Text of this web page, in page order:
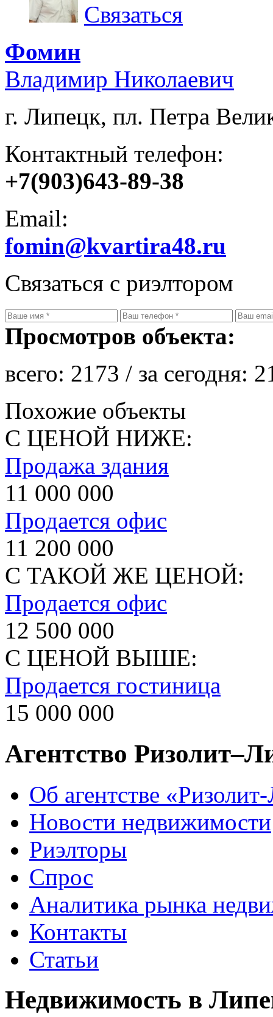
Связаться
Фомин
Владимир Николаевич
г. Липецк, пл. Петра
Контактный телефон:
+7(903)643-89-38
Email:
fomin@kvartira48.ru
Связаться с риэлтором
Просмотров объекта:
всего: 2173 / за сегодня:
Похожие объекты
С ЦЕНОЙ НИЖЕ:
Продажа здания
11 000 000
Продается офис
11 200 000
С ТАКОЙ ЖЕ ЦЕНОЙ:
Продается офис
12 500 000
С ЦЕНОЙ ВЫШЕ:
Продается гостиница
15 000 000
Агентство
Об агентстве
Новости недвижимости
Риэлторы
Спрос
Аналитика рынка
Контакты
Статьи
Недвижимость в